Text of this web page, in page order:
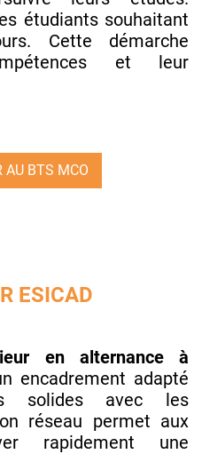
étudiants souhaitant
Cette démarche
et leur
AU BTS MCO
ESICAD
en alternance à
encadrement adapté
solides avec les
réseau permet aux
rapidement une